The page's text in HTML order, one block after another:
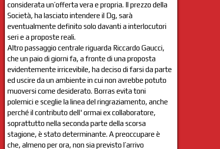
considerata un’offerta vera e propria. Il prezzo della
Società, ha lasciato intendere il Dg, sarà
eventualmente definito solo davanti a interlocutori
seri e a proposte reali.
Altro passaggio centrale riguarda Riccardo Gaucci,
che un paio di giorni fa, a fronte di una proposta
evidentemente irricevibile, ha deciso di farsi da parte
ed uscire da un ambiente in cui non avrebbe potuto
muoversi come desiderato. Borras evita toni
polemici e sceglie la linea del ringraziamento, anche
perché il contributo dell' ormai ex collaboratore,
soprattutto nella seconda parte della scorsa
stagione, è stato determinante. A preoccupare è
che, almeno per ora, non sia previsto l’arrivo